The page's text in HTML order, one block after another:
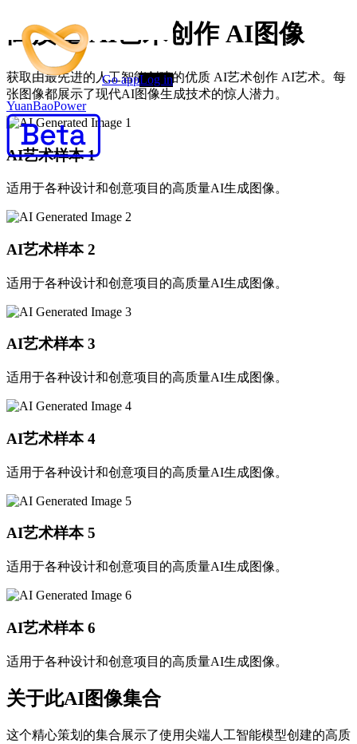
YuanBaoPower
Go appLog in
高质量 AI艺术创作 AI图像
获取由最先进的人工智能创建的优质 AI艺术创作 AI艺术。每
张图像都展示了现代AI图像生成技术的惊人潜力。
AI艺术样本 1
适用于各种设计和创意项目的高质量AI生成图像。
AI艺术样本 2
适用于各种设计和创意项目的高质量AI生成图像。
AI艺术样本 3
适用于各种设计和创意项目的高质量AI生成图像。
AI艺术样本 4
适用于各种设计和创意项目的高质量AI生成图像。
AI艺术样本 5
适用于各种设计和创意项目的高质量AI生成图像。
AI艺术样本 6
适用于各种设计和创意项目的高质量AI生成图像。
关于此AI图像集合
这个精心策划的集合展示了使用尖端人工智能模型创建的高质